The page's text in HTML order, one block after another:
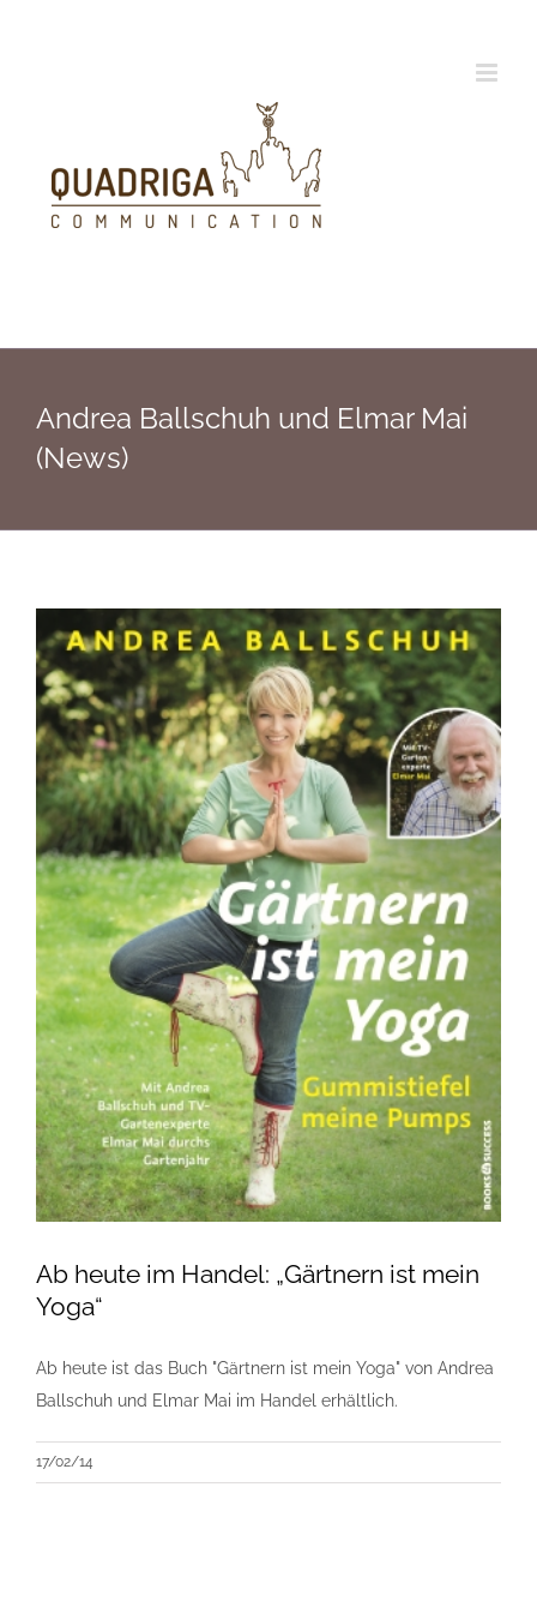
Andrea Ballschuh und Elmar Mai
(News)
Ab heute im Handel: „Gärtnern ist mein
Yoga“
Ab heute ist das Buch "Gärtnern ist mein Yoga" von Andrea
Ballschuh und Elmar Mai im Handel erhältlich.
17/02/14